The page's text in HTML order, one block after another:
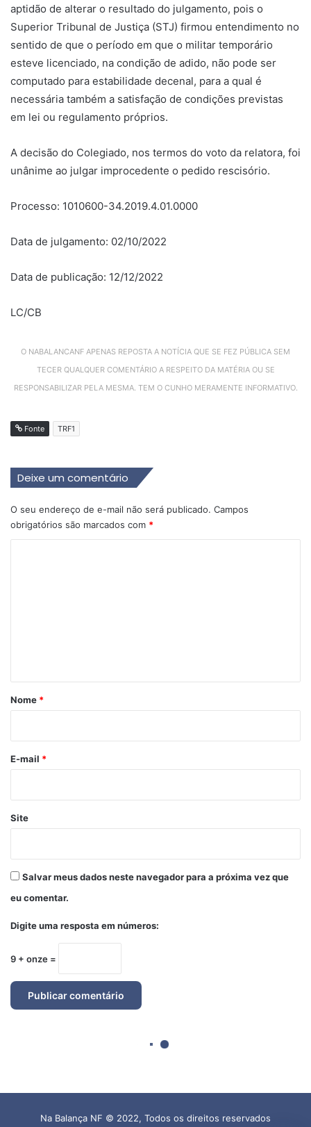
Na Balança NF © 2022, Todos os direitos reservados